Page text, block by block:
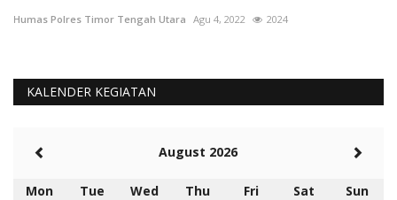
Humas Polres Timor Tengah Utara Agu 4, 2022 2024
KALENDER KEGIATAN
August 2026
Mon Tue Wed Thu Fri Sat
Sun